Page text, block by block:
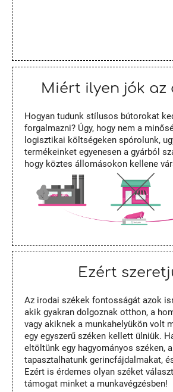
Miért ilyen jók az
Hogyan tudunk stílusos bútorokat
forgalmazni? Úgy, hogy nem a
logisztikai költségeken spórolunk,
termékeinket egyenesen a gyárból
hogy köztes állomásokon kellene
Ezért
Az irodai székek fontosságát azok
akik gyakran dolgoznak otthon, a
vagy akiknek a munkahelyükön volt
egy egyszerű széken kellett ülniük.
eltöltünk egy hagyományos széken,
tapasztalhatunk gerincfájdalmakat,
Ezért is érdemes olyan széket
támogat minket a munkavégzésben!